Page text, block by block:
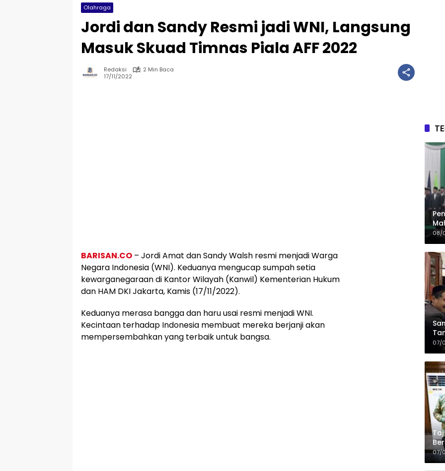
Olahraga
Jordi dan Sandy Resmi jadi WNI, Langsung
Masuk Skuad Timnas Piala AFF 2022
Redaksi
2 Min Baca
17/11/2022
BARISAN.CO – Jordi Amat dan Sandy Walsh resmi menjadi Warga
Negara Indonesia (WNI). Keduanya mengucap sumpah setia
kewarganegaraan di Kantor Wilayah (Kanwil) Kementerian Hukum
dan HAM DKI Jakarta, Kamis (17/11/2022).
Keduanya merasa bangga dan haru usai resmi menjadi WNI.
Kecintaan terhadap Indonesia membuat mereka berjanji akan
mempersembahkan yang terbaik untuk bangsa.
08/
07/
07/